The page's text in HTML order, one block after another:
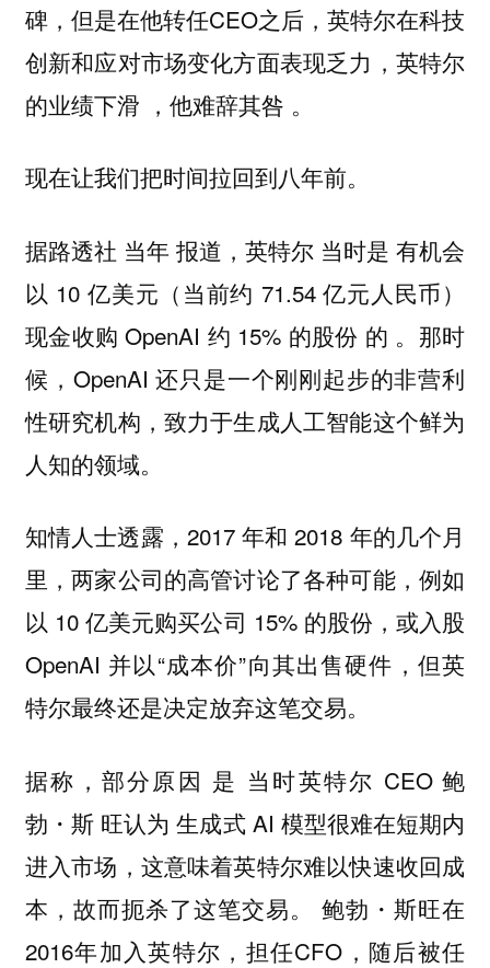
碑，但是在他转任CEO之后，英特尔在科技
创新和应对市场变化方面表现乏力，英特尔
的业绩下滑 ，他难辞其咎 。
现在让我们把时间拉回到八年前。
据路透社 当年 报道，英特尔 当时是 有机会
以 10 亿美元（当前约 71.54 亿元人民币）
现金收购 OpenAI 约 15% 的股份 的 。那时
候，OpenAI 还只是一个刚刚起步的非营利
性研究机构，致力于生成人工智能这个鲜为
人知的领域。
知情人士透露，2017 年和 2018 年的几个月
里，两家公司的高管讨论了各种可能，例如
以 10 亿美元购买公司 15% 的股份，或入股
OpenAI 并以“成本价”向其出售硬件，但英
特尔最终还是决定放弃这笔交易。
据称，部分原因 是 当时英特尔 CEO 鲍
勃・斯 旺认为 生成式 AI 模型很难在短期内
进入市场，这意味着英特尔难以快速收回成
本，故而扼杀了这笔交易。 鲍勃・斯旺在
2016年加入英特尔，担任CFO，随后被任